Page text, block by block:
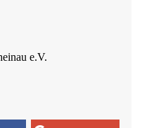
e.V.